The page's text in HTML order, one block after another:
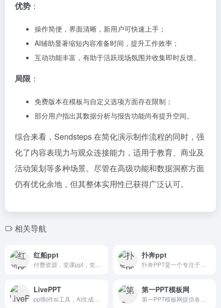
优势 ：
操作简便，界面清晰，新用户可快速上手；
AI辅助显著缩短内容准备时间，提升工作效率；
互动功能丰富，有助于活跃现场氛围并收集即时反馈。
局限 ：
免费版本在模板与自定义选项方面存在限制；
部分用户指出其数据分析与报告功能尚有提升空间。
综合来看，Sendsteps 在简化演示制作流程的同时，强
化了内容表现力与观众连接能力，适用于教育、商业及
活动策划等多种场景。尽管在高级功能和数据洞察方面
仍有优化余地，但其整体实用性已获得广泛认可。
相关导航
红船ppt 扑奔ppt
LivePPT 第一PPT模板网